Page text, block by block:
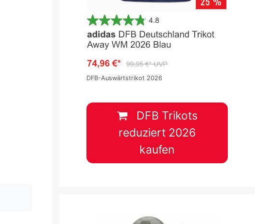
DFB-Auswärtstrikot 2026
DFB Trikots
reduziert 2026
kaufen